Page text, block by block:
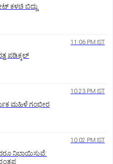
ಕಳಚಿ ಬಿದ್ದು
11:06 PM IST
ಪಡಿಕ್ಕಲ್‌
10:23 PM IST
ಮಹಿಳೆ ಗಂಭೀರ
10:02 PM IST
ನಿಭಾಯಿಸುವೆ: